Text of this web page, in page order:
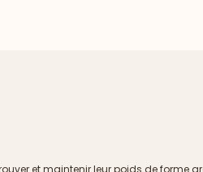
et maintenir leur poids de